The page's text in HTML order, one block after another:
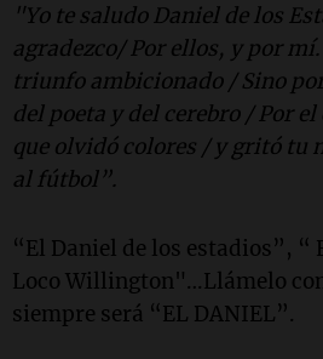
"Yo te saludo Daniel de los
agradezco/ Por ellos, y por
triunfo ambicionado / Sino
del poeta y del cerebro / Por
que olvidó colores / y gritó tu
al fútbol”.
“El Daniel de los estadios”, “
Loco Willington"…Llámelo
siempre será “EL DANIEL”.